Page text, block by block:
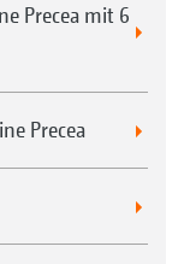
Precea mit 6
Precea